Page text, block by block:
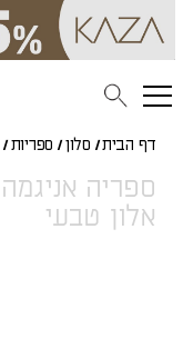
דף הבית/ סלון / ספריות /
אלון טבעי